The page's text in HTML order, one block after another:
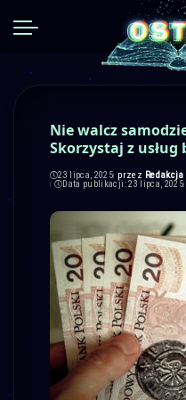
Nie walcz
Skorzystaj z
23 lipca, 2025Posted
by
przez
Data publikacji: 23 lipca, 2025